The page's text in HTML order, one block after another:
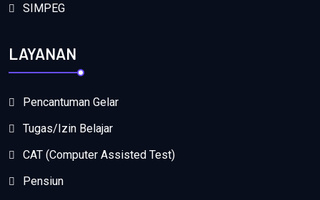
SIMPEG
LAYANAN
Pencantuman Gelar
Tugas/Izin Belajar
CAT (Computer Assisted Test)
Pensiun